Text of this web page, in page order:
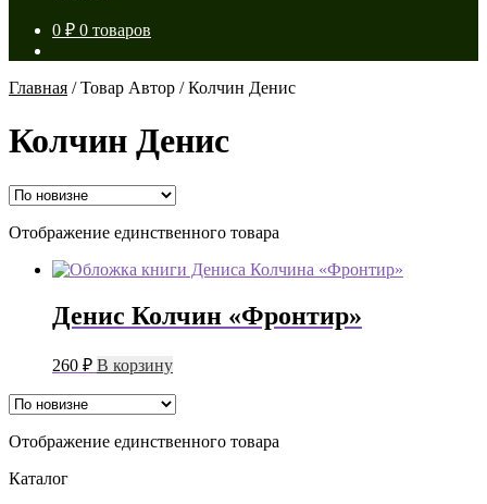
0 ₽ 0 товаров
Главная /Товар Автор /Колчин Денис
Колчин Денис
Отображение единственного товара
Денис Колчин «Фронтир»
260 ₽ В корзину
Отображение единственного товара
Каталог